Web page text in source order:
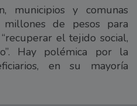
municipios y comunas
de pesos para
el tejido social,
Hay polémica por la
en su mayoría